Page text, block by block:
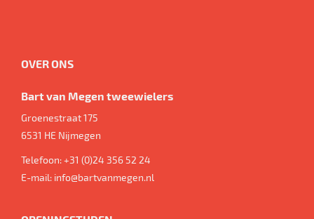
OVER ONS
Bart van Megen tweewielers
Groenestraat 175
6531 HE Nijmegen
Telefoon:+31 (0)24 356 52 24
E-mail: info@bartvanmegen.nl